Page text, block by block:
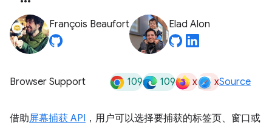
François Beaufort Elad Alon
Browser Support 109 109 x xSource
借助屏幕捕获 API ，用户可以选择要捕获的标签页、窗口或